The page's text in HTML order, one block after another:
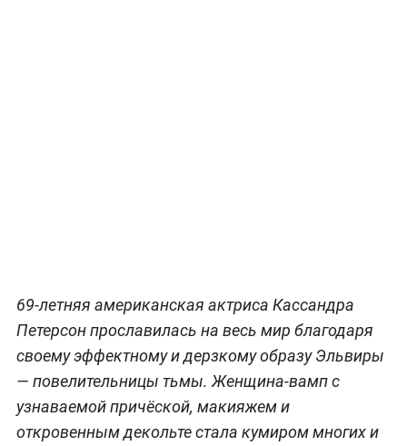
69-летняя американская актриса Кассандра
Петерсон прославилась на весь мир благодаря
своему эффектному и дерзкому образу Эльвиры
— повелительницы тьмы. Женщина-вамп с
узнаваемой причёской, макияжем и
откровенным декольте стала кумиром многих и